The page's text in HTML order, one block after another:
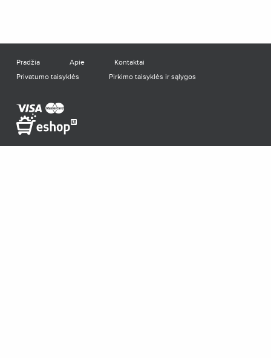
Pradžia Apie
Kontaktai
Privatumo taisyklės
Pirkimo taisyklės ir sąlygos